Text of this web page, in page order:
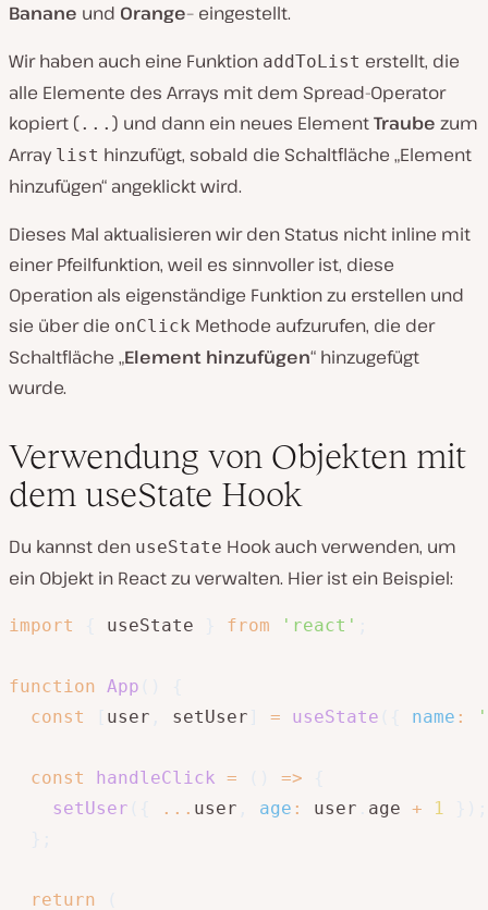
Banane und Orange– eingestellt.
Wir haben auch eine Funktion addToList erstellt, die
alle Elemente des Arrays mit dem Spread-Operator
kopiert (... ) und dann ein neues ElementTraube zum
Array list hinzufügt, sobald die Schaltfläche „Element
hinzufügen“ angeklickt wird.
Dieses Mal aktualisieren wir den Status nicht inline mit
einer Pfeilfunktion, weil es sinnvoller ist, diese
Operation als eigenständige Funktion zu erstellen und
sie über die onClick Methode aufzurufen, die der
Schaltfläche „Element hinzufügen“ hinzugefügt
wurde.
Verwendung von Objekten mit
dem useState Hook
Du kannst den useState Hook auch verwenden, um
ein Objekt in React zu verwalten. Hier ist ein Beispiel:
import useState from 'react'
function App
const
user setUser = useState name :
const handleClick = =>
setUser
... user age : user age + 1
return